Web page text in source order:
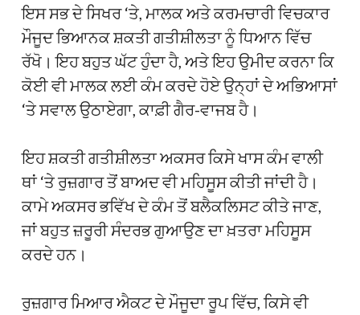
ਇਸ ਸਭ ਦੇ ਸਿਖਰ ‘ਤੇ, ਮਾਲਕ ਅਤੇ ਕਰਮਚਾਰੀ ਵਿਚਕਾਰ
ਮੌਜੂਦ ਭਿਆਨਕ ਸ਼ਕਤੀ ਗਤੀਸ਼ੀਲਤਾ ਨੂੰ ਧਿਆਨ ਵਿੱਚ
ਰੱਖੋ। ਇਹ ਬਹੁਤ ਘੱਟ ਹੁੰਦਾ ਹੈ, ਅਤੇ ਇਹ ਉਮੀਦ ਕਰਨਾ ਕਿ
ਕੋਈ ਵੀ ਮਾਲਕ ਲਈ ਕੰਮ ਕਰਦੇ ਹੋਏ ਉਨ੍ਹਾਂ ਦੇ ਅਭਿਆਸਾਂ
‘ਤੇ ਸਵਾਲ ਉਠਾਏਗਾ, ਕਾਫ਼ੀ ਗੈਰ-ਵਾਜਬ ਹੈ।
ਇਹ ਸ਼ਕਤੀ ਗਤੀਸ਼ੀਲਤਾ ਅਕਸਰ ਕਿਸੇ ਖਾਸ ਕੰਮ ਵਾਲੀ
ਥਾਂ ‘ਤੇ ਰੁਜ਼ਗਾਰ ਤੋਂ ਬਾਅਦ ਵੀ ਮਹਿਸੂਸ ਕੀਤੀ ਜਾਂਦੀ ਹੈ।
ਕਾਮੇ ਅਕਸਰ ਭਵਿੱਖ ਦੇ ਕੰਮ ਤੋਂ ਬਲੈਕਲਿਸਟ ਕੀਤੇ ਜਾਣ,
ਜਾਂ ਬਹੁਤ ਜ਼ਰੂਰੀ ਸੰਦਰਭ ਗੁਆਉਣ ਦਾ ਖ਼ਤਰਾ ਮਹਿਸੂਸ
ਕਰਦੇ ਹਨ।
ਰੁਜ਼ਗਾਰ ਮਿਆਰ ਐਕਟ ਦੇ ਮੌਜੂਦਾ ਰੂਪ ਵਿੱਚ, ਕਿਸੇ ਵੀ